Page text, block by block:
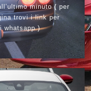
minuto ( per
trovi i link per
whatsapp )